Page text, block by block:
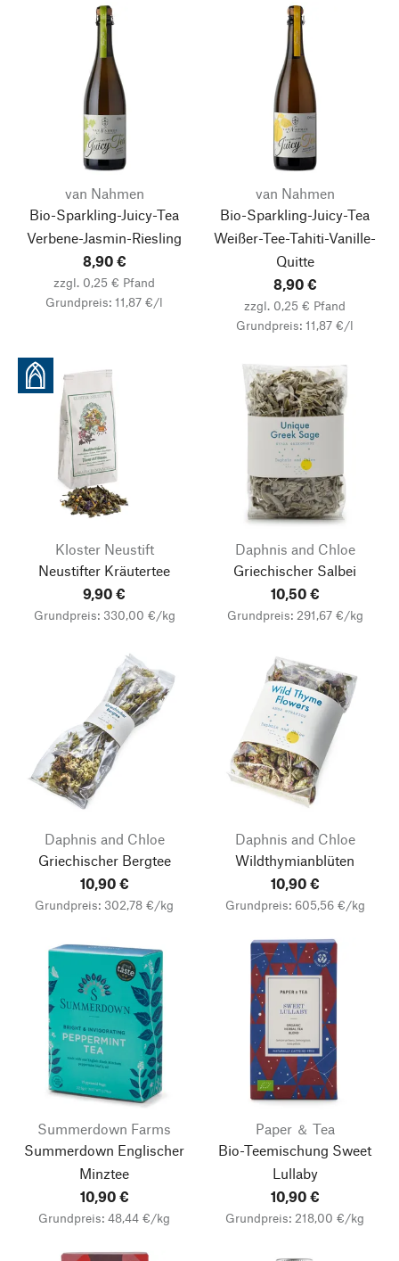
van Nahmen
Bio-Sparkling-Juicy-Tea
Verbene-Jasmin-Riesling
8,90 €
zzgl. 0,25 € Pfand
Grundpreis: 11,87 €/l
van Nahmen
Bio-Sparkling-Juicy-Tea
Weißer-Tee-Tahiti-Vanille-
Quitte
8,90 €
zzgl. 0,25 € Pfand
Grundpreis: 11,87 €/l
Kloster Neustift
Neustifter Kräutertee
9,90 €
Grundpreis: 330,00 €/kg
Daphnis and Chloe
Griechischer Salbei
10,50 €
Grundpreis: 291,67 €/kg
Daphnis and Chloe
Griechischer Bergtee
10,90 €
Grundpreis: 302,78 €/kg
Daphnis and Chloe
Wildthymianblüten
10,90 €
Grundpreis: 605,56 €/kg
Summerdown Farms
Summerdown Englischer
Minztee
10,90 €
Grundpreis: 48,44 €/kg
Paper ＆ Tea
Bio-Teemischung Sweet
Lullaby
10,90 €
Grundpreis: 218,00 €/kg